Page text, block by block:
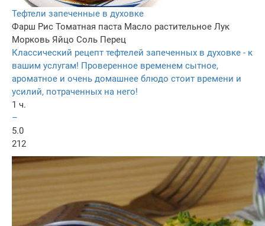
Тефтели запеченные в духовке
Фарш Рис Томатная паста Масло растительное Лук
Морковь Яйцо Соль Перец
Классический рецепт тефтелей запеченных в духовке - к
вашим услугам! Проверенное временем сытное,
ароматное и очень домашнее блюдо стоит времени и
усилий, потраченных на него!
1 ч.
–
5.0
212